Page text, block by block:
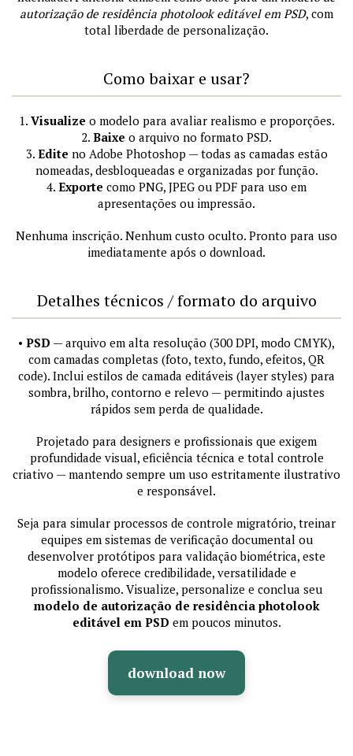
autorização de residência photolook editável em PSD, com
total liberdade de personalização.
Como baixar e usar?
1. Visualize o modelo para avaliar realismo e proporções.
2. Baixe o arquivo no formato PSD.
3. Edite no Adobe Photoshop — todas as camadas estão
nomeadas, desbloqueadas e organizadas por função.
4. Exporte como PNG, JPEG ou PDF para uso em
apresentações ou impressão.
Nenhuma inscrição. Nenhum custo oculto. Pronto para uso
imediatamente após o download.
Detalhes técnicos / formato do arquivo
• PSD — arquivo em alta resolução (300 DPI, modo CMYK),
com camadas completas (foto, texto, fundo, efeitos, QR
code). Inclui estilos de camada editáveis (layer styles) para
sombra, brilho, contorno e relevo — permitindo ajustes
rápidos sem perda de qualidade.
Projetado para designers e profissionais que exigem
profundidade visual, eficiência técnica e total controle
criativo — mantendo sempre um uso estritamente ilustrativo
e responsável.
Seja para simular processos de controle migratório, treinar
equipes em sistemas de verificação documental ou
desenvolver protótipos para validação biométrica, este
modelo oferece credibilidade, versatilidade e
profissionalismo. Visualize, personalize e conclua seu
modelo de autorização de residência photolook
editável em PSD em poucos minutos.
download now